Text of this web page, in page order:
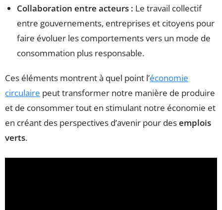
Collaboration entre acteurs : Le travail collectif
entre gouvernements, entreprises et citoyens pour
faire évoluer les comportements vers un mode de
consommation plus responsable.
Ces éléments montrent à quel point l’économie
circulaire peut transformer notre manière de produire
et de consommer tout en stimulant notre économie et
en créant des perspectives d’avenir pour desemplois
verts.